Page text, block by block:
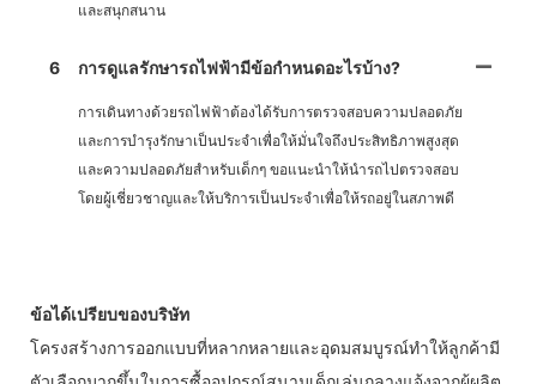
และสนุกสนาน
6 การดูแลรักษารถไฟฟ้ามีข้อกำหนดอะไรบ้าง?
การเดินทางด้วยรถไฟฟ้าต้องได้รับการตรวจสอบความปลอดภัย
และการบำรุงรักษาเป็นประจำเพื่อให้มั่นใจถึงประสิทธิภาพสูงสุด
และความปลอดภัยสำหรับเด็กๆ ขอแนะนำให้นำรถไปตรวจสอบ
โดยผู้เชี่ยวชาญและให้บริการเป็นประจำเพื่อให้รถอยู่ในสภาพดี
ข้อได้เปรียบของบริษัท
โครงสร้างการออกแบบที่หลากหลายและอุดมสมบูรณ์ทำให้ลูกค้ามี